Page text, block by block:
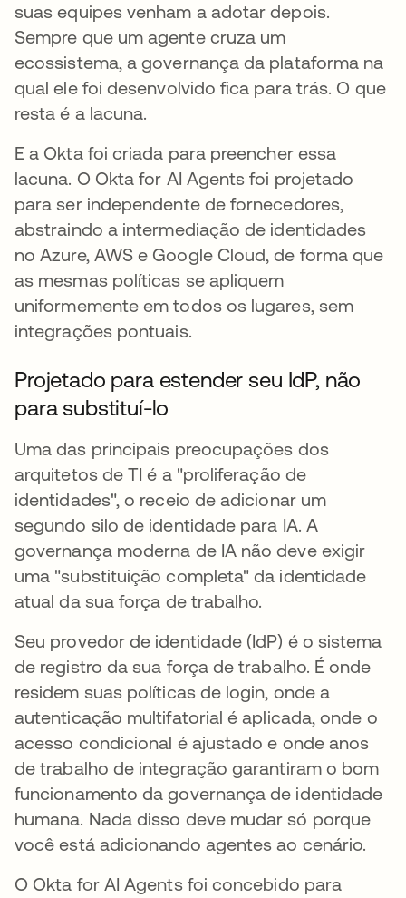
suas equipes venham a adotar depois.
Sempre que um agente cruza um
ecossistema, a governança da plataforma na
qual ele foi desenvolvido fica para trás. O que
resta é a lacuna.
E a Okta foi criada para preencher essa
lacuna. O Okta for AI Agents foi projetado
para ser independente de fornecedores,
abstraindo a intermediação de identidades
no Azure, AWS e Google Cloud, de forma que
as mesmas políticas se apliquem
uniformemente em todos os lugares, sem
integrações pontuais.
Projetado para estender seu IdP, não
para substituí-lo
Uma das principais preocupações dos
arquitetos de TI é a "proliferação de
identidades", o receio de adicionar um
segundo silo de identidade para IA. A
governança moderna de IA não deve exigir
uma "substituição completa" da identidade
atual da sua força de trabalho.
Seu provedor de identidade (IdP) é o sistema
de registro da sua força de trabalho. É onde
residem suas políticas de login, onde a
autenticação multifatorial é aplicada, onde o
acesso condicional é ajustado e onde anos
de trabalho de integração garantiram o bom
funcionamento da governança de identidade
humana. Nada disso deve mudar só porque
você está adicionando agentes ao cenário.
O Okta for AI Agents foi concebido para